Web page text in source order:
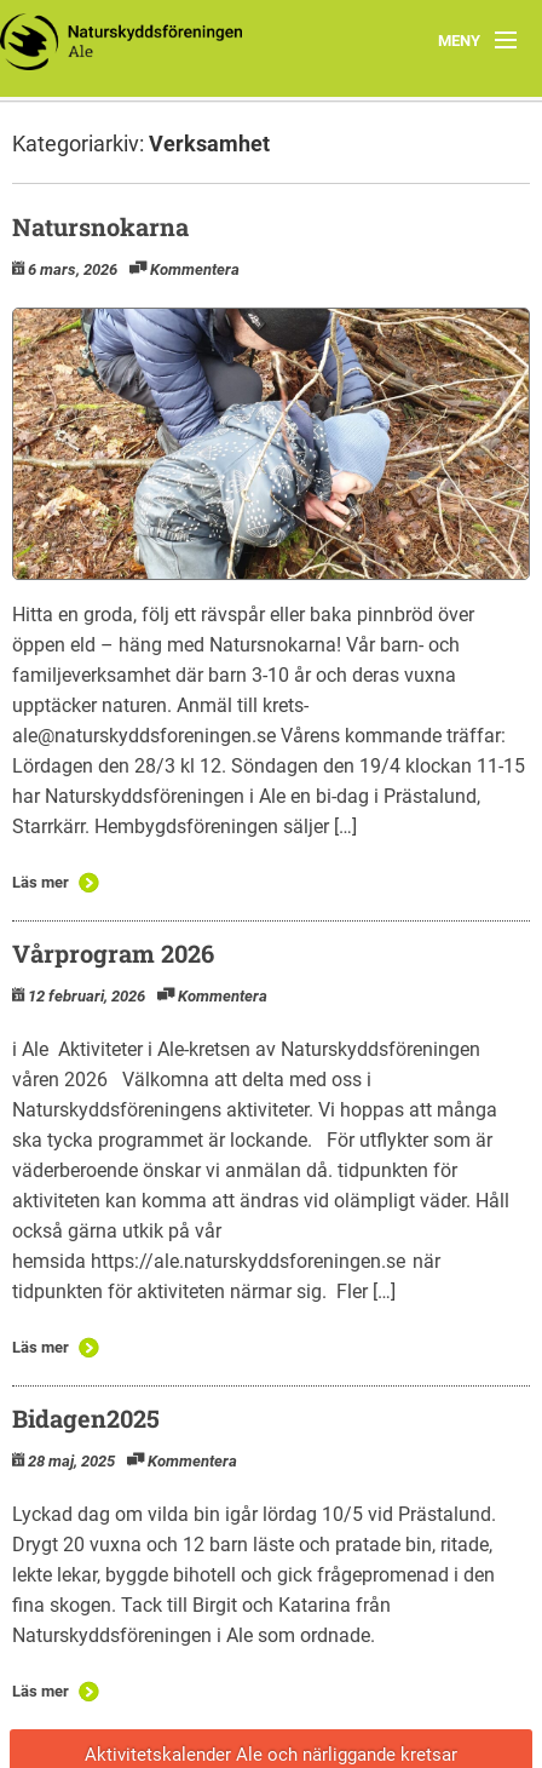
MENY
Hem
Samhälle
Vår natur
Kontakt
Kategoriarkiv: Verksamhet
Natursnokarna
6 mars, 2026 Kommentera
Hitta en groda, följ ett rävspår eller baka pinnbröd över
öppen eld – häng med Natursnokarna! Vår barn- och
familjeverksamhet där barn 3-10 år och deras vuxna
upptäcker naturen. Anmäl till krets-
ale@naturskyddsforeningen.se Vårens kommande träffar:
Lördagen den 28/3 kl 12. Söndagen den 19/4 klockan 11-15
har Naturskyddsföreningen i Ale en bi-dag i Prästalund,
Starrkärr. Hembygdsföreningen säljer […]
Läs mer
Vårprogram 2026
12 februari, 2026 Kommentera
i Ale Aktiviteter i Ale-kretsen av Naturskyddsföreningen
våren 2026 Välkomna att delta med oss i
Naturskyddsföreningens aktiviteter. Vi hoppas att många
ska tycka programmet är lockande. För utflykter som är
väderberoende önskar vi anmälan då. tidpunkten för
aktiviteten kan komma att ändras vid olämpligt väder. Håll
också gärna utkik på vår
hemsida https://ale.naturskyddsforeningen.se när
tidpunkten för aktiviteten närmar sig. Fler […]
Läs mer
Bidagen2025
28 maj, 2025 Kommentera
Lyckad dag om vilda bin igår lördag 10/5 vid Prästalund.
Drygt 20 vuxna och 12 barn läste och pratade bin, ritade,
lekte lekar, byggde bihotell och gick frågepromenad i den
fina skogen. Tack till Birgit och Katarina från
Naturskyddsföreningen i Ale som ordnade.
Läs mer
Aktivitetskalender Ale och närliggande kretsar